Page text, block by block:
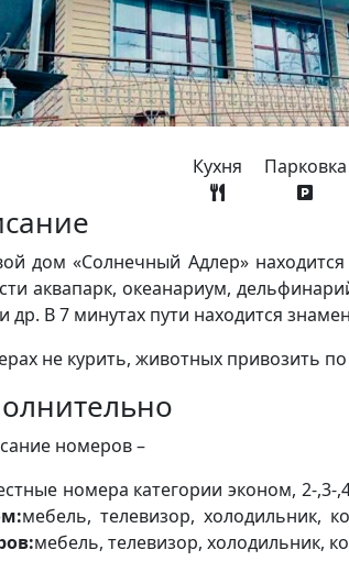
Кухня Парковка
дом «Солнечный Адлер»
аквапарк, океанариум,
др. В 7 минутах пути находится
не курить, животных привозить
номеров –
номера категории эконом, 2-
мебель, телевизор, холодильник,
мебель, телевизор, холодильник,